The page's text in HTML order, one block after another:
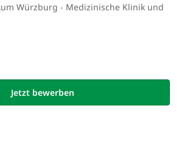
Würzburg - Medizinische Klinik und
Jetzt bewerben